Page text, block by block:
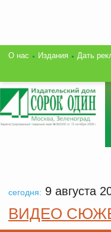
О нас Издания Дать
сегодня: 9 августа
ВИДЕО